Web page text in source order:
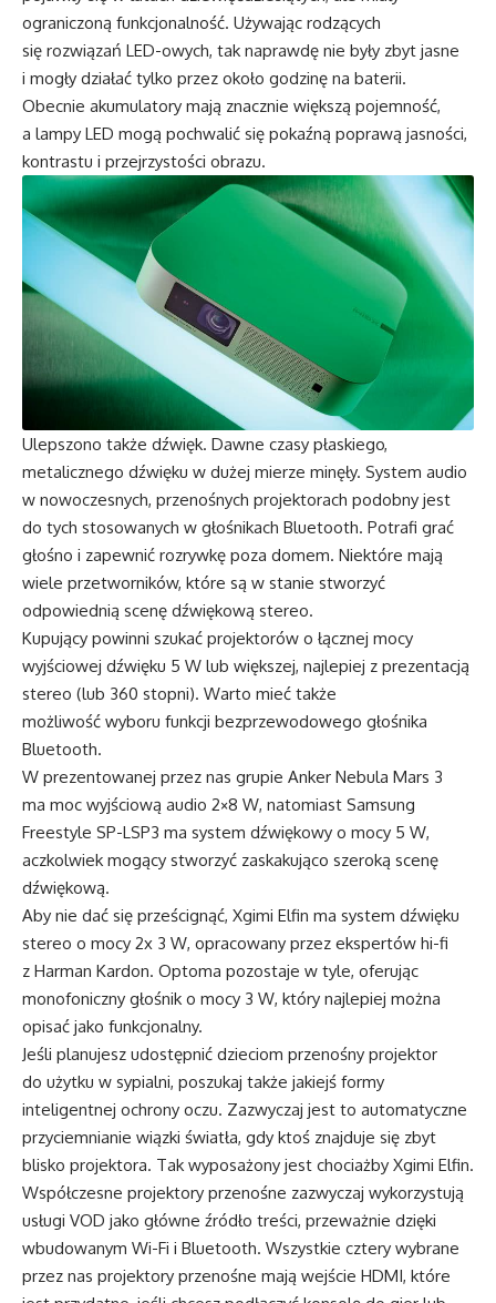
ograniczoną funkcjonalność. Używając rodzących
się rozwiązań LED-owych, tak naprawdę nie były zbyt jasne
i mogły działać tylko przez około godzinę na baterii.
Obecnie akumulatory mają znacznie większą pojemność,
a lampy LED mogą pochwalić się pokaźną poprawą jasności,
kontrastu i przejrzystości obrazu.
Ulepszono także dźwięk. Dawne czasy płaskiego,
metalicznego dźwięku w dużej mierze minęły. System audio
w nowoczesnych, przenośnych projektorach podobny jest
do tych stosowanych w głośnikach Bluetooth. Potrafi grać
głośno i zapewnić rozrywkę poza domem. Niektóre mają
wiele przetworników, które są w stanie stworzyć
odpowiednią scenę dźwiękową stereo.
Kupujący powinni szukać projektorów o łącznej mocy
wyjściowej dźwięku 5 W lub większej, najlepiej z prezentacją
stereo (lub 360 stopni). Warto mieć także
możliwość wyboru funkcji bezprzewodowego głośnika
Bluetooth.
W prezentowanej przez nas grupie Anker Nebula Mars 3
ma moc wyjściową audio 2×8 W, natomiast Samsung
Freestyle SP-LSP3 ma system dźwiękowy o mocy 5 W,
aczkolwiek mogący stworzyć zaskakująco szeroką scenę
dźwiękową.
Aby nie dać się prześcignąć, Xgimi Elfin ma system dźwięku
stereo o mocy 2x 3 W, opracowany przez ekspertów hi-fi
z Harman Kardon. Optoma pozostaje w tyle, oferując
monofoniczny głośnik o mocy 3 W, który najlepiej można
opisać jako funkcjonalny.
Jeśli planujesz udostępnić dzieciom przenośny projektor
do użytku w sypialni, poszukaj także jakiejś formy
inteligentnej ochrony oczu. Zazwyczaj jest to automatyczne
przyciemnianie wiązki światła, gdy ktoś znajduje się zbyt
blisko projektora. Tak wyposażony jest chociażby Xgimi Elfin.
Współczesne projektory przenośne zazwyczaj wykorzystują
usługi VOD jako główne źródło treści, przeważnie dzięki
wbudowanym Wi-Fi i Bluetooth. Wszystkie cztery wybrane
przez nas projektory przenośne mają wejście HDMI, które